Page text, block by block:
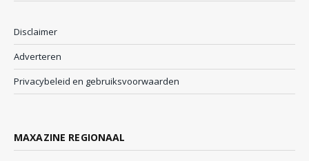
Disclaimer
Adverteren
Privacybeleid en gebruiksvoorwaarden
MAXAZINE REGIONAAL